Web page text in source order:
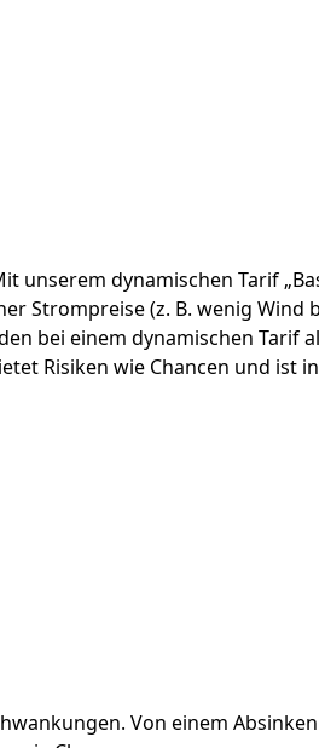
dynamischen Tarif
Strompreise (z. B. wenig Wind
bei einem dynamischen Tarif
Risiken wie Chancen und ist
Von einem